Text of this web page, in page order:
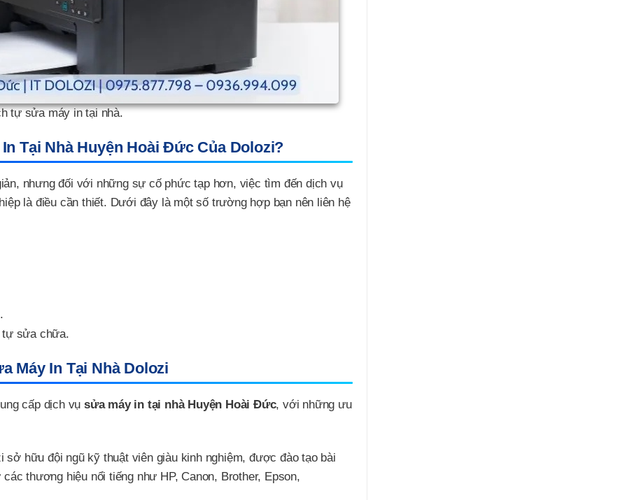
tự sửa máy in tại nhà.
Tại Nhà Huyện Hoài Đức Của Dolozi?
nhưng đối với những sự cố phức tạp hơn, việc tìm đến dịch vụ
là điều cần thiết. Dưới đây là một số trường hợp bạn nên liên hệ
tự sửa chữa.
Máy In Tại Nhà Dolozi
cấp dịch vụ sửa máy in tại nhà Huyện Hoài Đức, với những ưu
sở hữu đội ngũ kỹ thuật viên giàu kinh nghiệm, được đào tạo bài
thương hiệu nổi tiếng như HP, Canon, Brother, Epson,